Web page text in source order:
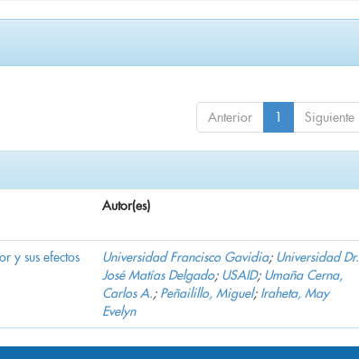
Anterior 1 Siguiente
Autor(es)
y sus efectos
Universidad Francisco Gavidia; Universidad Dr.
José Matías Delgado; USAID; Umaña Cerna,
Carlos A.; Peñailillo, Miguel; Iraheta, May
Evelyn